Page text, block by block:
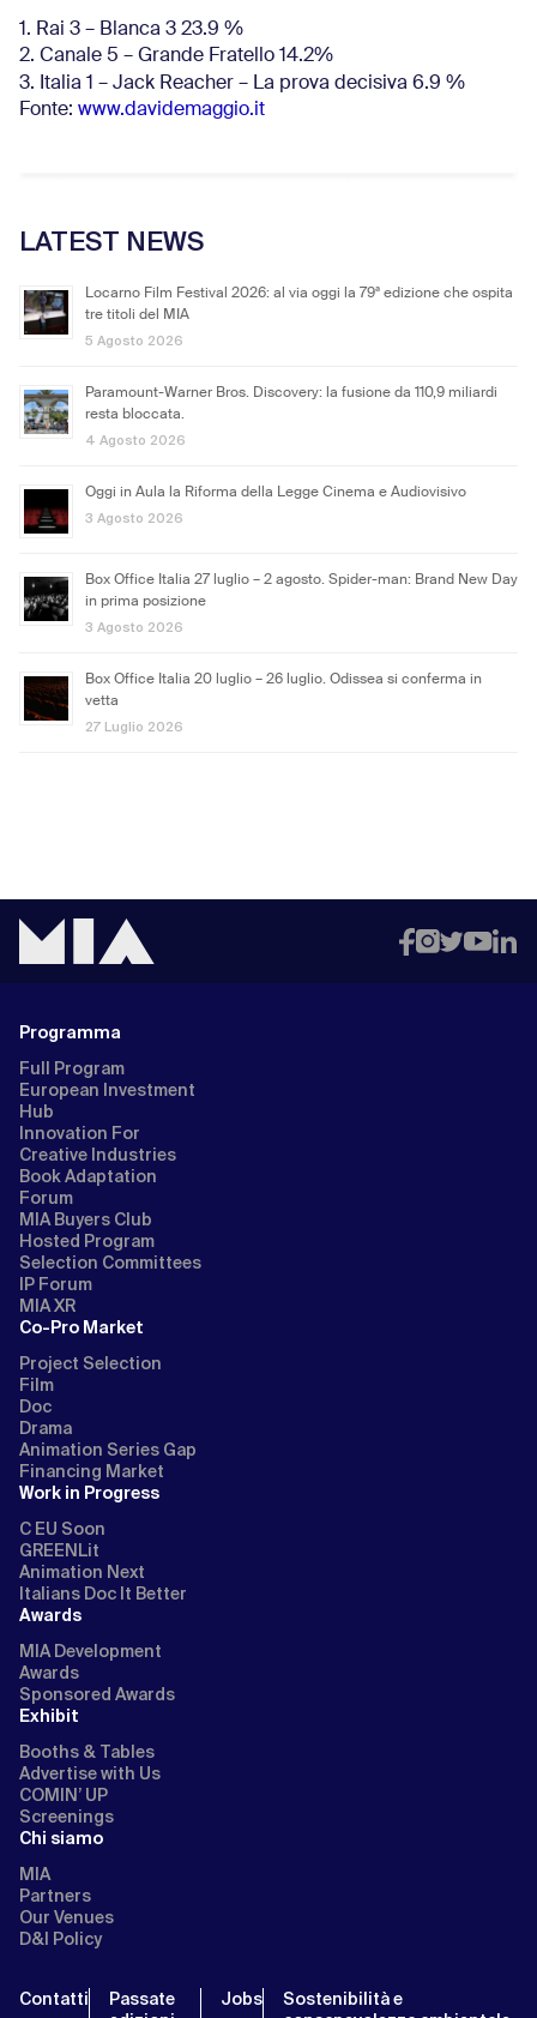
1. Rai 3 – Blanca 3 23.9 %
2. Canale 5 – Grande Fratello 14.2%
3. Italia 1 – Jack Reacher – La prova decisiva 6.9 %
Fonte: www.davidemaggio.it
LATEST NEWS
Locarno Film Festival 2026: al via oggi la 79ª edizione che ospita
tre titoli del MIA
5 Agosto 2026
Paramount-Warner Bros. Discovery: la fusione da 110,9 miliardi
resta bloccata.
4 Agosto 2026
Oggi in Aula la Riforma della Legge Cinema e Audiovisivo
3 Agosto 2026
Box Office Italia 27 luglio – 2 agosto. Spider-man: Brand New Day
in prima posizione
3 Agosto 2026
Box Office Italia 20 luglio – 26 luglio. Odissea si conferma in
vetta
27 Luglio 2026
Programma
Full Program
European Investment
Hub
Innovation For
Creative Industries
Book Adaptation
Forum
MIA Buyers Club
Hosted Program
Selection Committees
IP Forum
MIA XR
Co-Pro Market
Project Selection
Film
Doc
Drama
Animation Series Gap
Financing Market
Work in Progress
C EU Soon
GREENLit
Animation Next
Italians Doc It Better
Awards
MIA Development
Awards
Sponsored Awards
Exhibit
Booths & Tables
Advertise with Us
COMIN’ UP
Screenings
Chi siamo
MIA
Partners
Our Venues
D&I Policy
Contatti
Passate
Jobs
Sostenibilità e